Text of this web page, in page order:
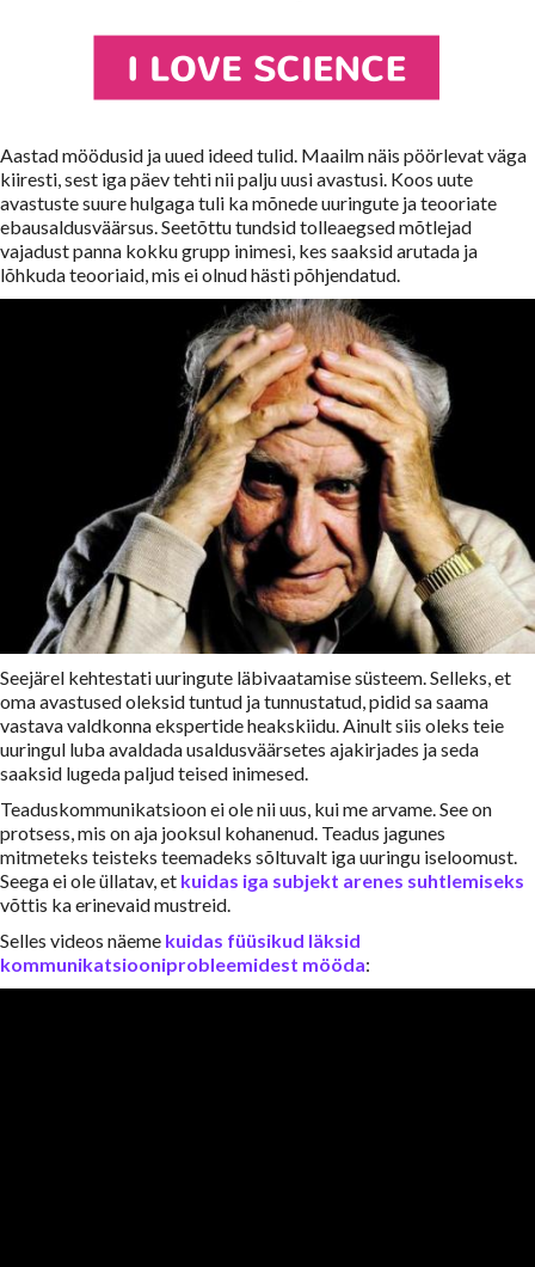
Aastad möödusid ja uued ideed tulid. Maailm näis pöörlevat väga
kiiresti, sest iga päev tehti nii palju uusi avastusi. Koos uute
avastuste suure hulgaga tuli ka mõnede uuringute ja teooriate
ebausaldusväärsus. Seetõttu tundsid tolleaegsed mõtlejad
vajadust panna kokku grupp inimesi, kes saaksid arutada ja
lõhkuda teooriaid, mis ei olnud hästi põhjendatud.
Seejärel kehtestati uuringute läbivaatamise süsteem. Selleks, et
oma avastused oleksid tuntud ja tunnustatud, pidid sa saama
vastava valdkonna ekspertide heakskiidu. Ainult siis oleks teie
uuringul luba avaldada usaldusväärsetes ajakirjades ja seda
saaksid lugeda paljud teised inimesed.
Teaduskommunikatsioon ei ole nii uus, kui me arvame. See on
protsess, mis on aja jooksul kohanenud. Teadus jagunes
mitmeteks teisteks teemadeks sõltuvalt iga uuringu iseloomust.
Seega ei ole üllatav, et kuidas iga subjekt arenes suhtlemiseks
võttis ka erinevaid mustreid.
Selles videos näeme kuidas füüsikud läksid
kommunikatsiooniprobleemidest mööda: